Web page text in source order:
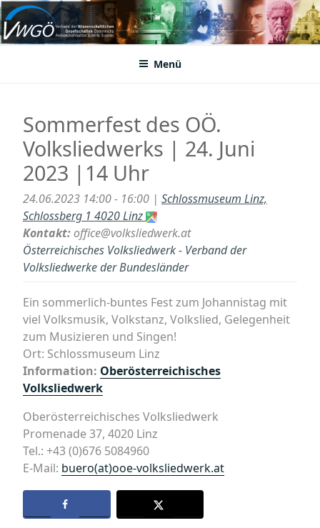
Zum
Inhalt
springenVWGÖ
Federation of Austrian Scientific Societies
Menü
Sommerfest des OÖ.
Volksliedwerks | 24. Juni
2023 |14 Uhr
24.06.2023 14:00 - 16:00 | Schlossmuseum Linz,
Schlossberg 1 4020 Linz
Kontakt:office@volksliedwerk.at
Österreichisches Volksliedwerk - Verband der
Volksliedwerke der Bundesländer
Ein sommerlich-buntes Fest zum Johannistag mit
viel Volksmusik, Volkstanz, Volkslied, Gelegenheit
zum Musizieren und Singen!
Ort: Schlossmuseum Linz
Information: Oberösterreichisches
Volksliedwerk
Oberösterreichisches Volksliedwerk
Promenade 37, 4020 Linz
Tel.: +43 (0)676 5084960
E-Mail: buero(at)ooe-volksliedwerk.at